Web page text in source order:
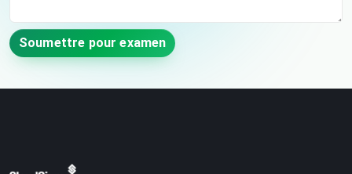
Soumettre pour examen